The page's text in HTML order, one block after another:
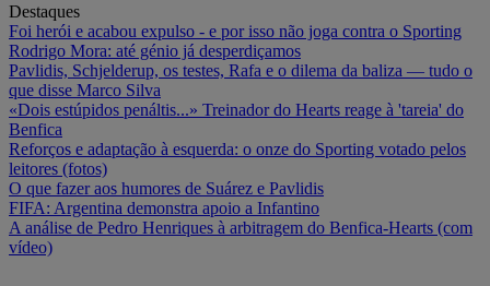
Destaques
Foi herói e acabou expulso - e por isso não joga contra o Sporting
Rodrigo Mora: até génio já desperdiçamos
Pavlidis, Schjelderup, os testes, Rafa e o dilema da baliza — tudo o
que disse Marco Silva
«Dois estúpidos penáltis...» Treinador do Hearts reage à 'tareia' do
Benfica
Reforços e adaptação à esquerda: o onze do Sporting votado pelos
leitores (fotos)
O que fazer aos humores de Suárez e Pavlidis
FIFA: Argentina demonstra apoio a Infantino
A análise de Pedro Henriques à arbitragem do Benfica-Hearts (com
vídeo)